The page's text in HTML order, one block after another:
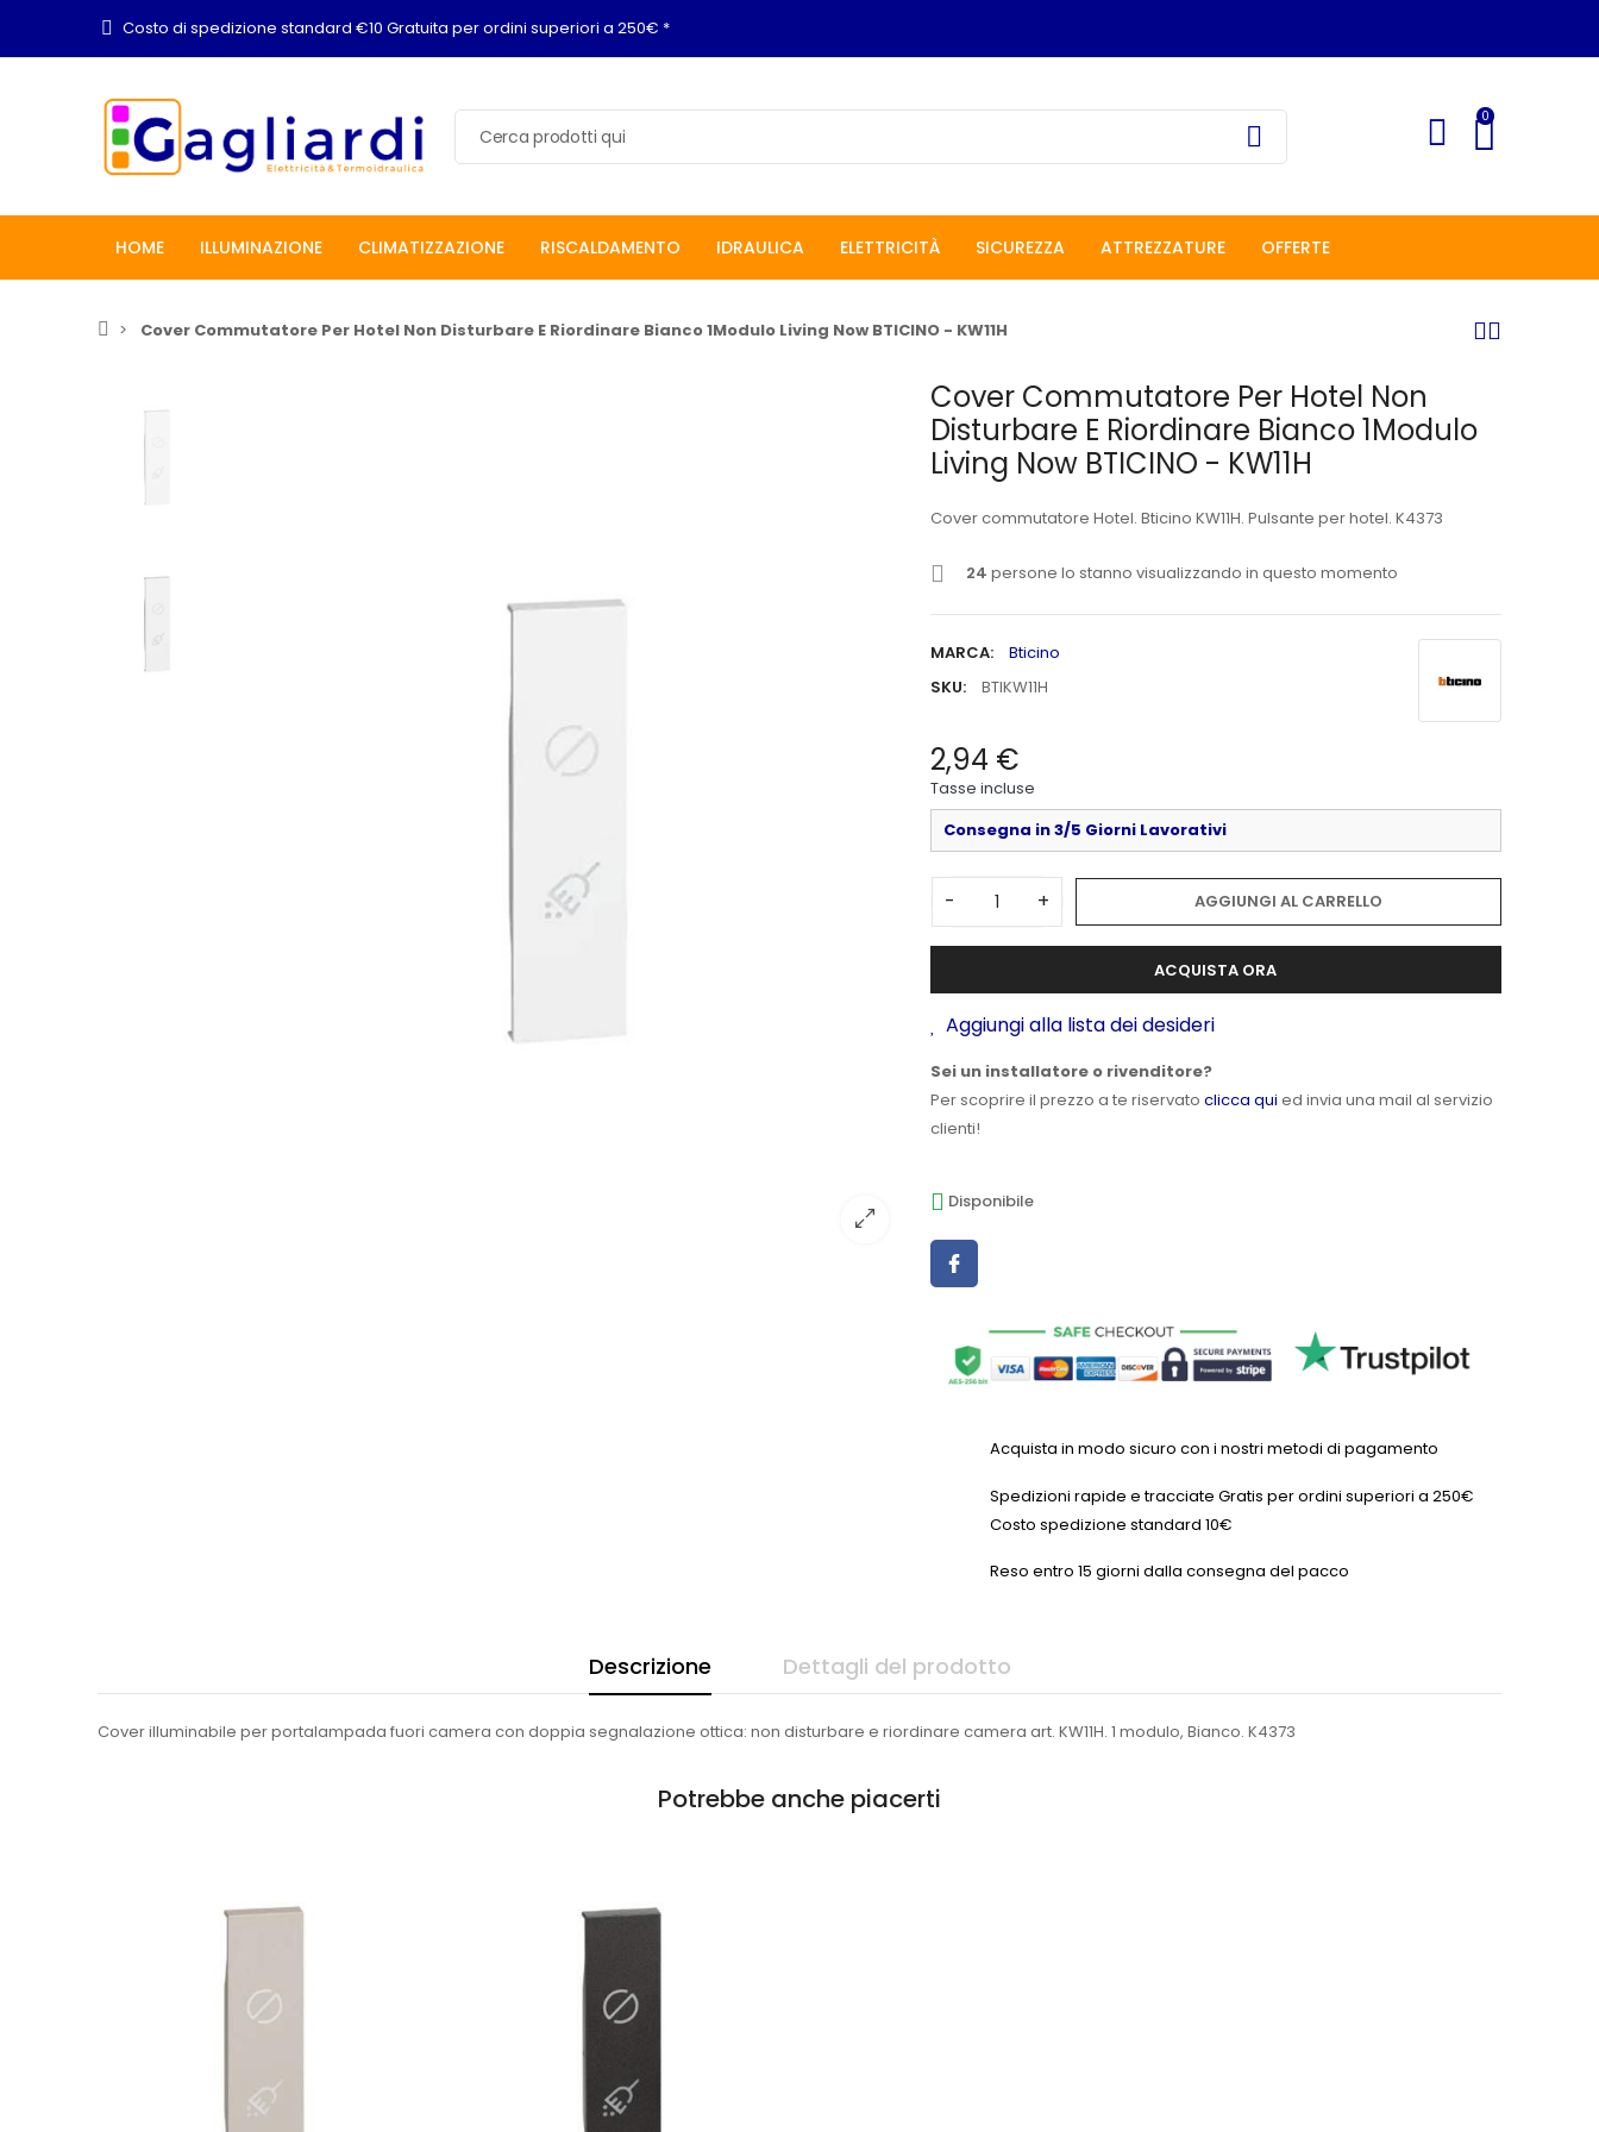
Costo di spedizione standard €10 Gratuita per ordini superiori a 250€ *
0
HOME ILLUMINAZIONE CLIMATIZZAZIONE RISCALDAMENTO IDRAULICA ELETTRICITÀ SICUREZZA ATTREZZATURE OFFERTE
Cover Commutatore Per Hotel Non Disturbare E Riordinare Bianco 1Modulo Living Now BTICINO - KW11H
Cover Commutatore Per Hotel Non
Disturbare E Riordinare Bianco 1Modulo
Living Now BTICINO - KW11H
Cover commutatore Hotel. Bticino KW11H. Pulsante per hotel. K4373
24 persone lo stanno visualizzando in questo momento
MARCA:
Bticino
SKU:
BTIKW11H
2,94 €
Tasse incluse
Consegna in 3/5 Giorni Lavorativi
- + AGGIUNGI AL CARRELLO
ACQUISTA ORA
Aggiungi alla lista dei desideri
Sei un installatore o rivenditore?
Per scoprire il prezzo a te riservato clicca qui ed invia una mail al servizio
clienti!
Disponibile
Acquista in modo sicuro con i nostri metodi di pagamento
Spedizioni rapide e tracciate Gratis per ordini superiori a 250€
Costo spedizione standard 10€
Reso entro 15 giorni dalla consegna del pacco
Descrizione Dettagli del prodotto
Cover illuminabile per portalampada fuori camera con doppia segnalazione ottica: non disturbare e riordinare camera art. KW11H. 1 modulo, Bianco. K4373
Potrebbe anche piacerti